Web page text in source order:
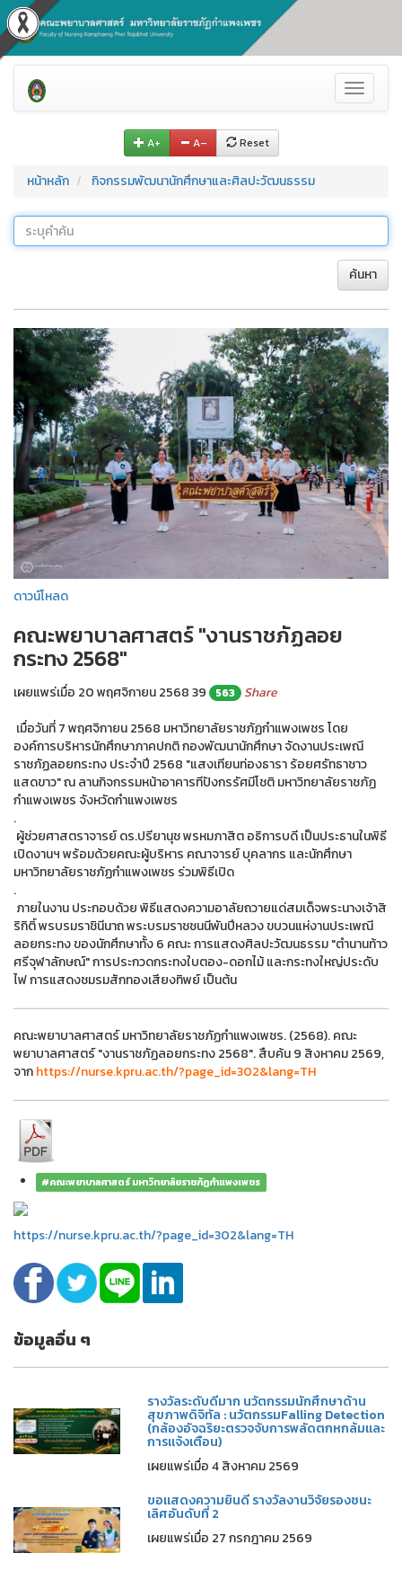
Toggle
A+ A– Reset
หน้าหลัก กิจกรรมพัฒนานักศึกษาและศิลปะวัฒนธรรม
ค้นหา
ดาวน์โหลด
คณะพยาบาลศาสตร์ "งานราชภัฏลอย
กระทง 2568"
เผยแพร่เมื่อ 20 พฤศจิกายน 256839 563
Share
เมื่อวันที่ 7 พฤศจิกายน 2568 มหาวิทยาลัยราชภัฏกำแพงเพชร โดย
องค์การบริหารนักศึกษาภาคปกติ กองพัฒนานักศึกษา จัดงานประเพณี
ราชภัฏลอยกระทง ประจำปี 2568 "แสงเทียนท่องธารา ร้อยศรัทธาชาว
แสดขาว" ณ ลานกิจกรรมหน้าอาคารทีปังกรรัศมีโชติ มหาวิทยาลัยราชภัฏ
กำแพงเพชร จังหวัดกำแพงเพชร
.
ผู้ช่วยศาสตราจารย์ ดร.ปรียานุช พรหมภาสิต อธิการบดี เป็นประธานในพิธี
เปิดงานฯ พร้อมด้วยคณะผู้บริหาร คณาจารย์ บุคลากร และนักศึกษา
มหาวิทยาลัยราชภัฏกำแพงเพชร ร่วมพิธีเปิด
.
ภายในงาน ประกอบด้วย พิธีแสดงความอาลัยถวายแด่สมเด็จพระนางเจ้าสิ
ริกิติ์ พรบรมราชินีนาถ พระบรมราชชนนีพันปีหลวง ขบวนแห่งานประเพณี
ลอยกระทง ของนักศึกษาทั้ง 6 คณะ การแสดงศิลปะวัฒนธรรม "ตำนานท้าว
ศรีจุฬาลักษณ์" การประกวดกระทงใบตอง-ดอกไม้ และกระทงใหญ่ประดับ
ไฟ การแสดงชมรมสักทองเสียงทิพย์ เป็นต้น
คณะพยาบาลศาสตร์ มหาวิทยาลัยราชภัฏกำแพงเพชร. (2568). คณะ
พยาบาลศาสตร์ "งานราชภัฏลอยกระทง 2568". สืบค้น 9 สิงหาคม 2569,
จากhttps://nurse.kpru.ac.th/?page_id=302&lang=TH
#คณะพยาบาลศาสตร์ มหาวิทยาลัยราชภัฏกำแพงเพชร
https://nurse.kpru.ac.th/?page_id=302&lang=TH
ข้อมูลอื่น ๆ
รางวัลระดับดีมาก นวัตกรรมนักศึกษาด้าน
สุขภาพดิจิทัล : นวัตกรรมFalling Detection
(กล้องอัจฉริยะตรวจจับการพลัดตกหกล้มและ
การแจ้งเตือน)
เผยแพร่เมื่อ 4 สิงหาคม 2569
ขอแสดงความยินดี รางวัลงานวิจัยรองชนะ
เลิศอันดับที่ 2
เผยแพร่เมื่อ 27 กรกฎาคม 2569